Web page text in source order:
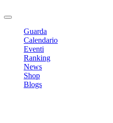
Guarda
Calendario
Eventi
Ranking
News
Shop
Blogs